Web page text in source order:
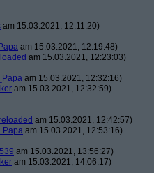
am 15.03.2021, 12:11:20)
am 15.03.2021, 12:19:48)
am 15.03.2021, 12:23:03)
am 15.03.2021, 12:32:16)
am 15.03.2021, 12:32:59)
am 15.03.2021, 12:42:57)
am 15.03.2021, 12:53:16)
am 15.03.2021, 13:56:27)
am 15.03.2021, 14:06:17)